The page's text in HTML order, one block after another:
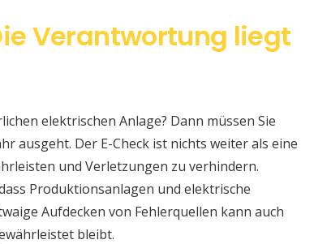
Verantwortung liegt
elektrischen Anlage? Dann müssen Sie
ausgeht. Der E-Check ist nichts weiter als eine
und Verletzungen zu verhindern.
Produktionsanlagen und elektrische
Aufdecken von Fehlerquellen kann auch
bleibt.